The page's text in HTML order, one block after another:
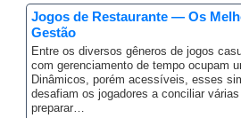
Jogos de Restaurante — Os
Gestão
Entre os diversos gêneros de jogos
com gerenciamento de tempo ocupam
Dinâmicos, porém acessíveis, esses
desafiam os jogadores a conciliar
preparar…